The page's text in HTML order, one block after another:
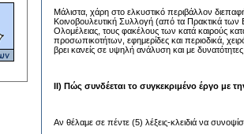
Μάλιστα, χάρη στο ελκυστικό περιβάλλον
Κοινοβουλευτική Συλλογή (από τα Πρακτικά
Ολομέλειας, τους φακέλους των κατά καιρούς
προσωπικοτήτων, εφημερίδες και περιοδικά,
βρει κανείς σε υψηλή ανάλυση και με
ΙΙ) Πώς συνδέεται το συγκεκριμένο έργο
Αν θέλαμε σε πέντε (5) λέξεις-κλειδιά να